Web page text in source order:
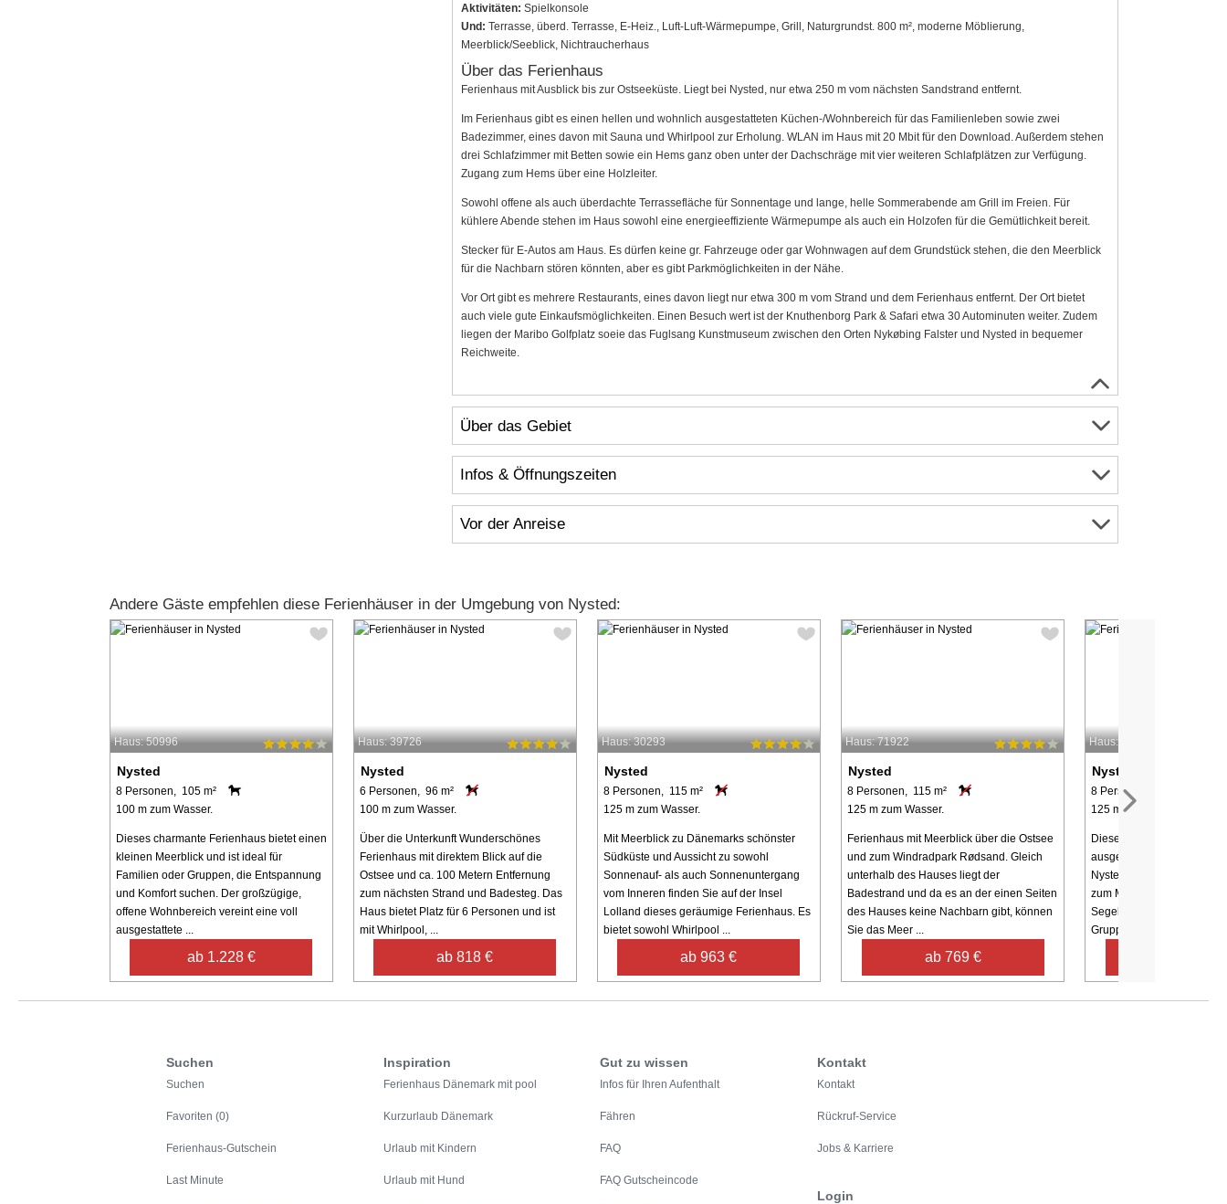
Aktivitäten: Spielkonsole
Und: Terrasse, überd. Terrasse, E-Heiz., Luft-Luft-Wärmepumpe, Grill, Naturgrundst. 800 m², moderne Möblierung,
Meerblick/Seeblick, Nichtraucherhaus
Über das Ferienhaus
Ferienhaus mit Ausblick bis zur Ostseeküste. Liegt bei Nysted, nur etwa 250 m vom nächsten Sandstrand entfernt.
Im Ferienhaus gibt es einen hellen und wohnlich ausgestatteten Küchen-/Wohnbereich für das Familienleben sowie zwei
Badezimmer, eines davon mit Sauna und Whirlpool zur Erholung. WLAN im Haus mit 20 Mbit für den Download. Außerdem stehen
drei Schlafzimmer mit Betten sowie ein Hems ganz oben unter der Dachschräge mit vier weiteren Schlafplätzen zur Verfügung.
Zugang zum Hems über eine Holzleiter.
Sowohl offene als auch überdachte Terrassefläche für Sonnentage und lange, helle Sommerabende am Grill im Freien. Für
kühlere Abende stehen im Haus sowohl eine energieeffiziente Wärmepumpe als auch ein Holzofen für die Gemütlichkeit bereit.
Stecker für E-Autos am Haus. Es dürfen keine gr. Fahrzeuge oder gar Wohnwagen auf dem Grundstück stehen, die den Meerblick
für die Nachbarn stören könnten, aber es gibt Parkmöglichkeiten in der Nähe.
Vor Ort gibt es mehrere Restaurants, eines davon liegt nur etwa 300 m vom Strand und dem Ferienhaus entfernt. Der Ort bietet
auch viele gute Einkaufsmöglichkeiten. Einen Besuch wert ist der Knuthenborg Park & Safari etwa 30 Autominuten weiter. Zudem
liegen der Maribo Golfplatz soeie das Fuglsang Kunstmuseum zwischen den Orten Nykøbing Falster und Nysted in bequemer
Reichweite.
Über das Gebiet
Infos & Öffnungszeiten
Vor der Anreise
Andere Gäste empfehlen diese Ferienhäuser in der Umgebung von Nysted:
Haus: 50996
Nysted
8 Personen, 105 m²
100 m zum Wasser.
Dieses charmante Ferienhaus bietet einen
kleinen Meerblick und ist ideal für
Familien oder Gruppen, die Entspannung
und Komfort suchen. Der großzügige,
offene Wohnbereich vereint eine voll
ausgestattete ...
ab 1.228 €
Haus: 39726
Nysted
6 Personen, 96 m²
100 m zum Wasser.
Über die Unterkunft Wunderschönes
Ferienhaus mit direktem Blick auf die
Ostsee und ca. 100 Metern Entfernung
zum nächsten Strand und Badesteg. Das
Haus bietet Platz für 6 Personen und ist
mit Whirlpool, ...
ab 818 €
Haus: 30293
Nysted
8 Personen, 115 m²
125 m zum Wasser.
Mit Meerblick zu Dänemarks schönster
Südküste und Aussicht zu sowohl
Sonnenauf- als auch Sonnenuntergang
vom Inneren finden Sie auf der Insel
Lolland dieses geräumige Ferienhaus. Es
bietet sowohl Whirlpool ...
ab 963 €
Haus: 71922
Nysted
8 Personen, 115 m²
125 m zum Wasser.
Ferienhaus mit Meerblick über die Ostsee
und zum Windradpark Rødsand. Gleich
unterhalb des Hauses liegt der
Badestrand und da es an der einen Seiten
des Hauses keine Nachbarn gibt, können
Sie das Meer ...
ab 769 €
Haus: 4750
Nysted
8 Personen, 94 m²
125 m zum Wasser.
Dieses moderne und
ausgestattete Ferienhaus
Nysted bietet einen
zum Meer und auf die
Segelboote! Das
Gruppen bis zu ...
Suchen
Suchen
Favoriten (0)
Ferienhaus-Gutschein
Last Minute
Inspiration
Ferienhaus Dänemark mit pool
Kurzurlaub Dänemark
Urlaub mit Kindern
Urlaub mit Hund
Gut zu wissen
Infos für Ihren Aufenthalt
Fähren
FAQ
FAQ Gutscheincode
Kontakt
Kontakt
Rückruf-Service
Jobs & Karriere
Login